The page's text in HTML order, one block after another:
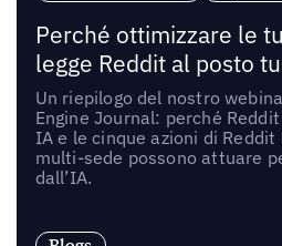
Perché ottimizzare le
legge Reddit al posto
Un riepilogo del nostro
Engine Journal: perché
IA e le cinque azioni di
multi-sede possono attuare
dall’IA.